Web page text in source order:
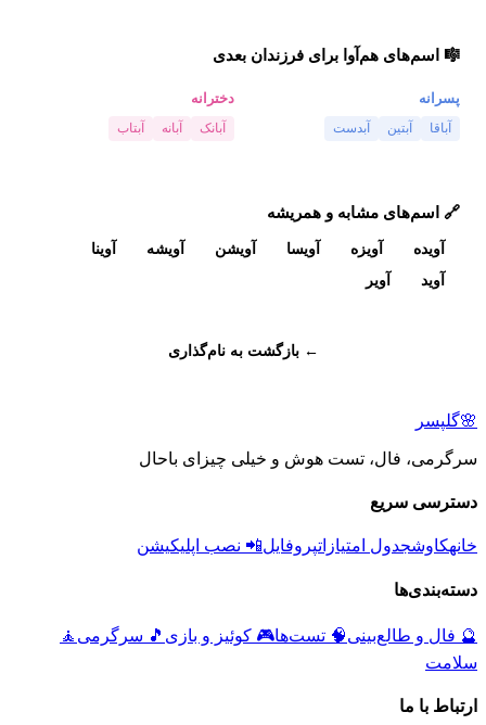
🎼 اسم‌های هم‌آوا برای فرزندان بعدی
پسرانه
آباقا آبتین آبدست
دخترانه
آبانک آبانه آبتاب
🔗 اسم‌های مشابه و همریشه
آویده آویزه آویسا آویشن آویشه
آوینا
آوید
آویر
← بازگشت به نام‌گذاری
🌸گلپسر
سرگرمی، فال، تست هوش و خیلی چیزای باحال
دسترسی سریع
خانهکاوشجدول امتیازاتپروفایل📲 نصب اپلیکیشن
دسته‌بندی‌ها
🔮 فال و طالع‌بینی🧠 تست‌ها🎮 کوئیز و بازی 🎵 سرگرمی 🧘
سلامت
ارتباط با ما